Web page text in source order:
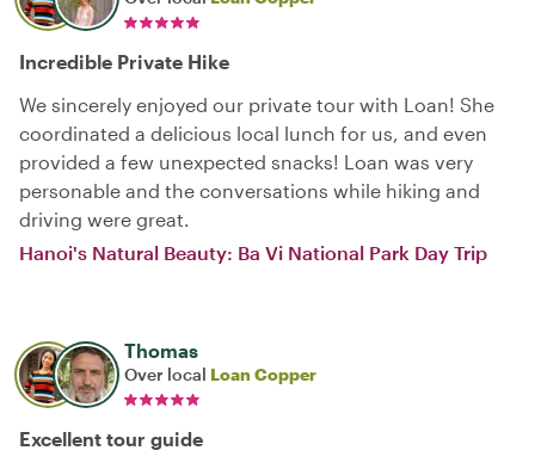
Incredible Private Hike
We sincerely enjoyed our private tour with Loan! She
coordinated a delicious local lunch for us, and even
provided a few unexpected snacks! Loan was very
personable and the conversations while hiking and
driving were great.
Hanoi's Natural Beauty: Ba Vi National Park Day Trip
Thomas
Over local Loan Copper
Excellent tour guide